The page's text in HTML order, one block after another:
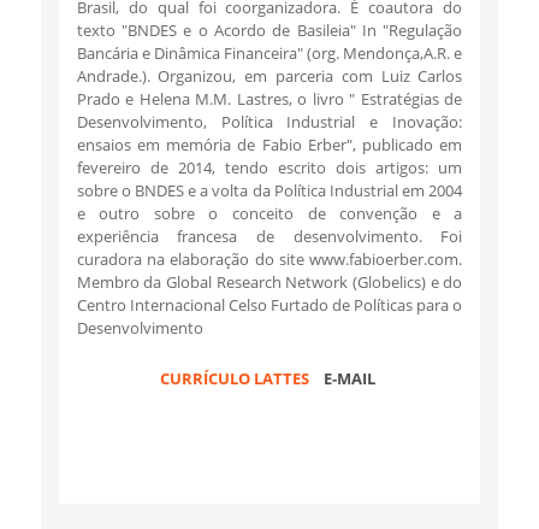
Brasil, do qual foi coorganizadora. É coautora do
texto "BNDES e o Acordo de Basileia" In "Regulação
Bancária e Dinâmica Financeira" (org. Mendonça,A.R. e
Andrade.). Organizou, em parceria com Luiz Carlos
Prado e Helena M.M. Lastres, o livro " Estratégias de
Desenvolvimento, Política Industrial e Inovação:
ensaios em memória de Fabio Erber", publicado em
fevereiro de 2014, tendo escrito dois artigos: um
sobre o BNDES e a volta da Política Industrial em 2004
e outro sobre o conceito de convenção e a
experiência francesa de desenvolvimento. Foi
curadora na elaboração do site www.fabioerber.com.
Membro da Global Research Network (Globelics) e do
Centro Internacional Celso Furtado de Políticas para o
Desenvolvimento
CURRÍCULO LATTESE-MAIL